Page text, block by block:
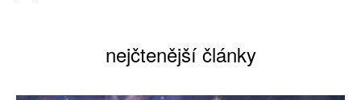
nejčtenější články